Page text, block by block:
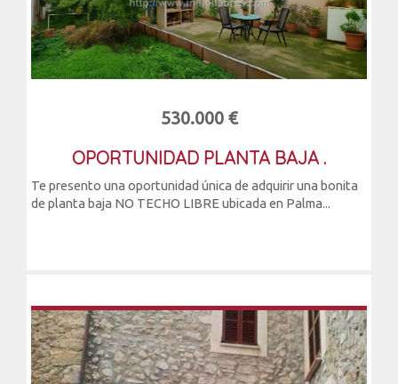
530.000 €
OPORTUNIDAD PLANTA BAJA .
Te presento una oportunidad única de adquirir una bonita
de planta baja NO TECHO LIBRE ubicada en Palma...